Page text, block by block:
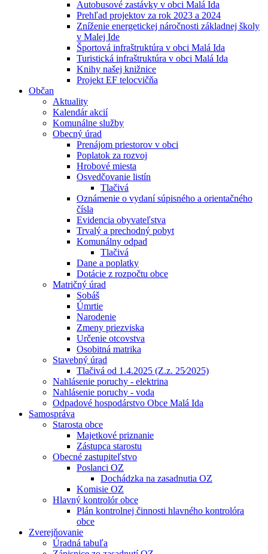
Autobusové zastávky v obci Malá Ida
Prehľad projektov za rok 2023 a 2024
Zníženie energetickej náročnosti základnej školy
v Malej Ide
Športová infraštruktúra v obci Malá Ida
Turistická infraštruktúra v obci Malá Ida
Knihy našej knižnice
Projekt EF telocvičňa
Občan
Aktuality
Kalendár akcií
Komunálne služby
Obecný úrad
Prenájom priestorov v obci
Poplatok za rozvoj
Hrobové miesta
Osvedčovanie listín
Tlačivá
Oznámenie o vydaní súpisného a orientačného
čísla
Evidencia obyvateľstva
Trvalý a prechodný pobyt
Komunálny odpad
Tlačivá
Dane a poplatky
Dotácie z rozpočtu obce
Matričný úrad
Sobáš
Úmrtie
Narodenie
Zmeny priezviska
Určenie otcovstva
Osobitná matrika
Stavebný úrad
Tlačivá od 1.4.2025 (Z.z. 25⁄2025)
Nahlásenie poruchy - elektrina
Nahlásenie poruchy - voda
Odpadové hospodárstvo Obce Malá Ida
Samospráva
Starosta obce
Majetkové priznanie
Zástupca starostu
Obecné zastupiteľstvo
Poslanci OZ
Dochádzka na zasadnutia OZ
Komisie OZ
Hlavný kontrolór obce
Plán kontrolnej činnosti hlavného kontrolóra
obce
Zverejňovanie
Úradná tabuľa